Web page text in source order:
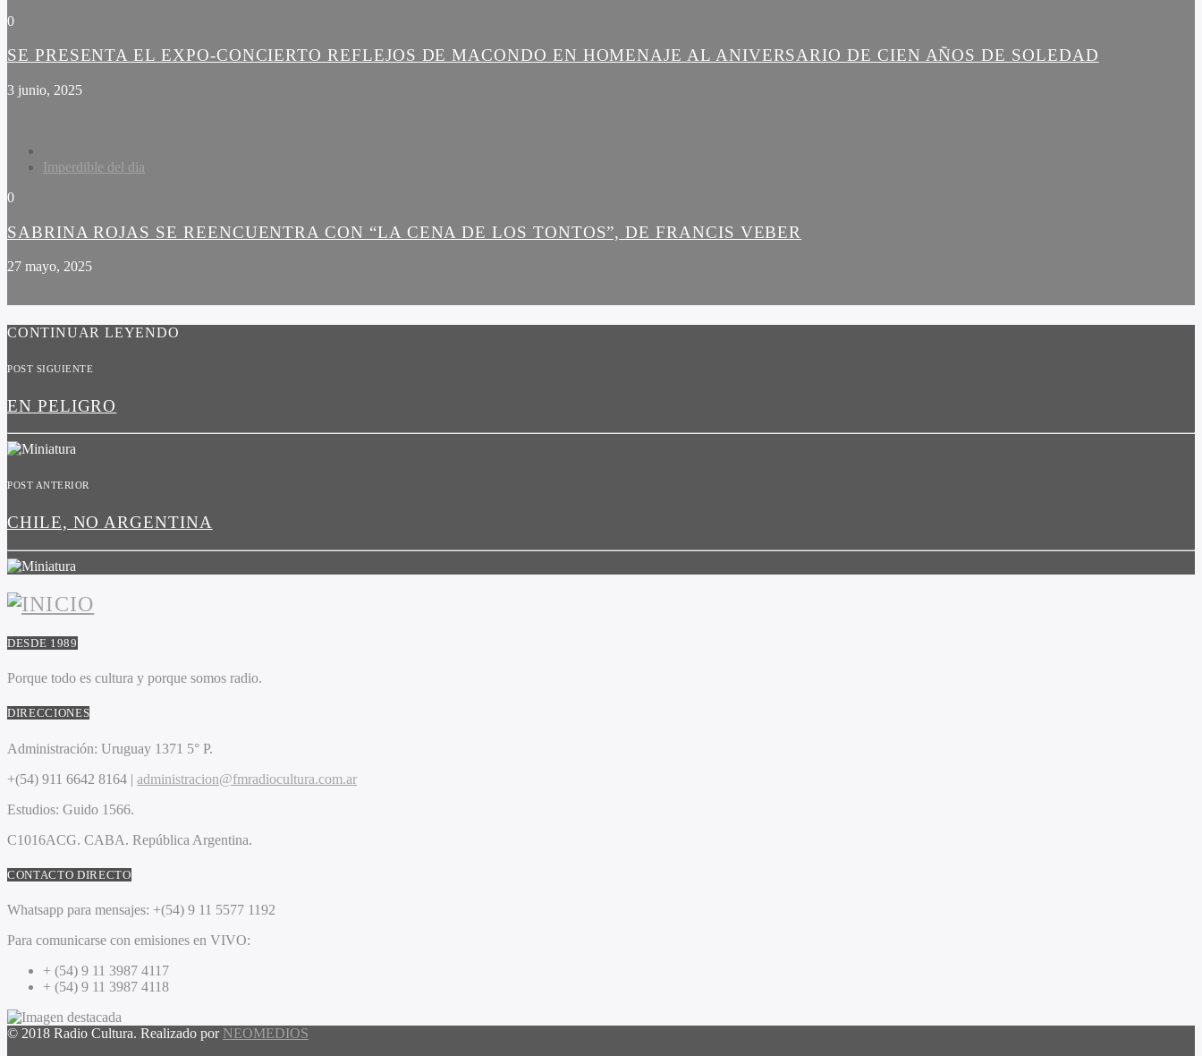
0
SE PRESENTA EL EXPO-CONCIERTO REFLEJOS DE MACONDO EN HOMENAJE AL ANIVERSARIO DE CIEN AÑOS DE SOLEDAD
3 junio, 2025
Imperdible del dia
0
SABRINA ROJAS SE REENCUENTRA CON “LA CENA DE LOS TONTOS”, DE FRANCIS VEBER
27 mayo, 2025
CONTINUAR LEYENDO
POST SIGUIENTE
EN PELIGRO
POST ANTERIOR
CHILE, NO ARGENTINA
DESDE 1989
Porque todo es cultura y porque somos radio.
DIRECCIONES
Administración: Uruguay 1371 5° P.
+(54) 911 6642 8164 | administracion@fmradiocultura.com.ar
Estudios: Guido 1566.
C1016ACG. CABA. República Argentina.
CONTACTO DIRECTO
Whatsapp para mensajes: +(54) 9 11 5577 1192
Para comunicarse con emisiones en VIVO:
+ (54) 9 11 3987 4117
+ (54) 9 11 3987 4118
© 2018 Radio Cultura. Realizado por NEOMEDIOS